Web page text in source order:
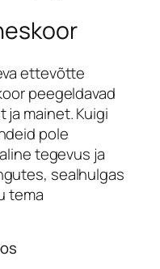
ettevõtte
peegeldavad
mainet. Kuigi
pole
tegevus ja
sealhulgas
tema